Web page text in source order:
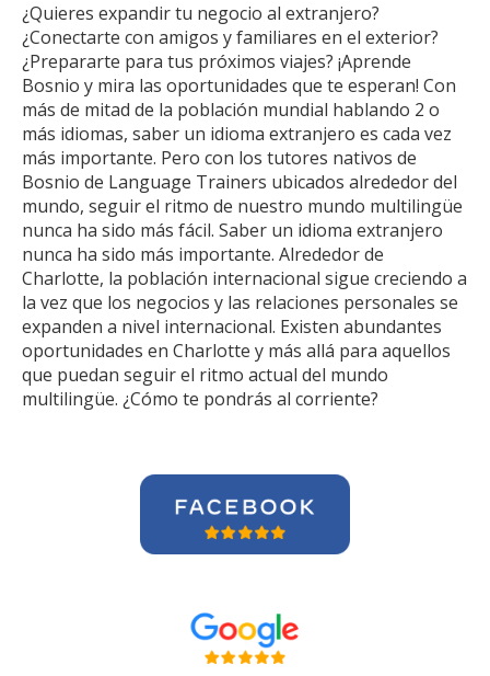
¿Quieres expandir tu negocio al extranjero?
¿Conectarte con amigos y familiares en el exterior?
¿Prepararte para tus próximos viajes? ¡Aprende
Bosnio y mira las oportunidades que te esperan! Con
más de mitad de la población mundial hablando 2 o
más idiomas, saber un idioma extranjero es cada vez
más importante. Pero con los tutores nativos de
Bosnio de Language Trainers ubicados alrededor del
mundo, seguir el ritmo de nuestro mundo multilingüe
nunca ha sido más fácil. Saber un idioma extranjero
nunca ha sido más importante. Alrededor de
Charlotte, la población internacional sigue creciendo a
la vez que los negocios y las relaciones personales se
expanden a nivel internacional. Existen abundantes
oportunidades en Charlotte y más allá para aquellos
que puedan seguir el ritmo actual del mundo
multilingüe. ¿Cómo te pondrás al corriente?